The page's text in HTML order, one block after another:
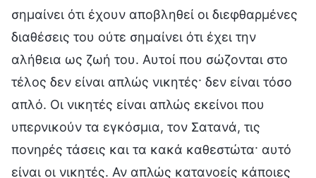
σημαίνει ότι έχουν αποβληθεί οι διεφθαρμένες
διαθέσεις του ούτε σημαίνει ότι έχει την
αλήθεια ως ζωή του. Αυτοί που σώζονται στο
τέλος δεν είναι απλώς νικητές· δεν είναι τόσο
απλό. Οι νικητές είναι απλώς εκείνοι που
υπερνικούν τα εγκόσμια, τον Σατανά, τις
πονηρές τάσεις και τα κακά καθεστώτα· αυτό
είναι οι νικητές. Αν απλώς κατανοείς κάποιες